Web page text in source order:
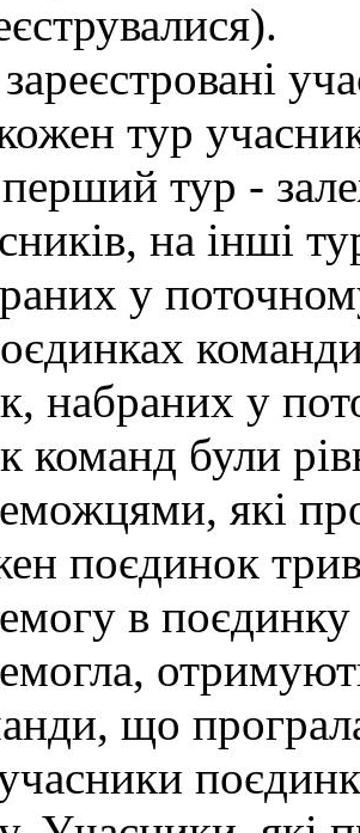
тур
тур -
на інші
у
набраних у
команд були
які
поєдинок
в
що
учасники